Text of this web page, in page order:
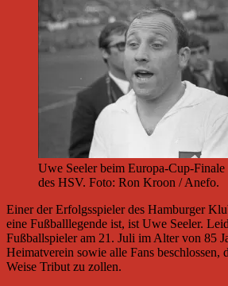
Uwe Seeler beim Europa-Cup-
des HSV. Foto: Ron Kroon / Anefo.
Einer der Erfolgsspieler des Hamburger
eine Fußballlegende ist, ist Uwe Seeler.
Fußballspieler am 21. Juli im Alter von 85
Heimatverein sowie alle Fans beschlossen,
Weise Tribut zu zollen.